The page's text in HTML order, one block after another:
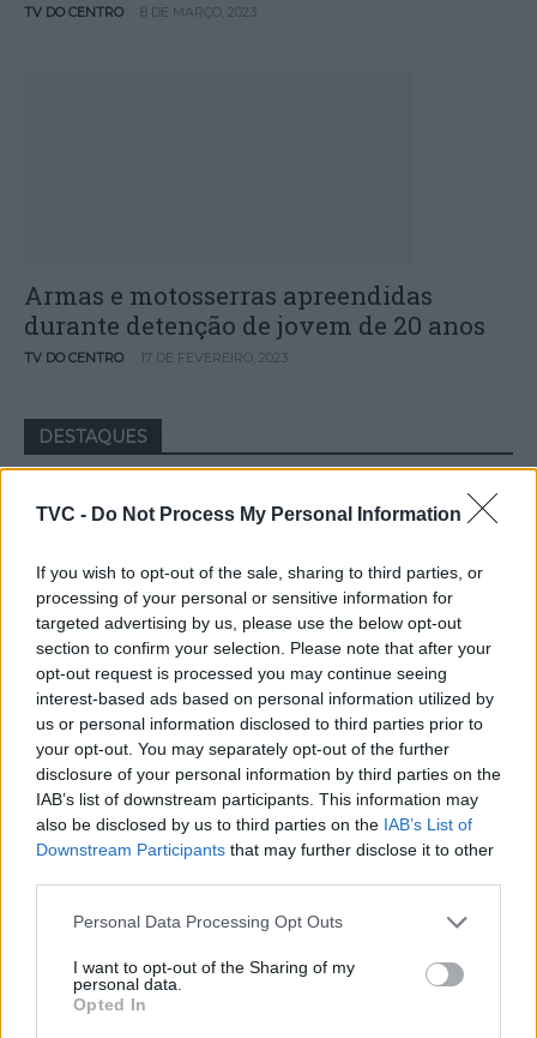
TVC - Do Not Process My Personal Information
If you wish to opt-out of the sale, sharing to third parties, or
processing of your personal or sensitive information for
targeted advertising by us, please use the below opt-out
section to confirm your selection. Please note that after your
opt-out request is processed you may continue seeing
interest-based ads based on personal information utilized by
us or personal information disclosed to third parties prior to
your opt-out. You may separately opt-out of the further
disclosure of your personal information by third parties on the
IAB’s list of downstream participants. This information may
also be disclosed by us to third parties on the IAB’s List of
Downstream Participants that may further disclose it to other
Personal Data Processing Opt Outs
I want to opt-out of the Sharing of my
personal data.
Opted In
TV DO CENTRO 8 DE MARÇO, 2023
Armas e motosserras apreendidas
durante detenção de jovem de 20 anos
TV DO CENTRO 17 DE FEVEREIRO, 2023
DESTAQUES
Deputados do PSD saúdam Banda
Sinfónica da ARMAB pelo 1º lugar...
Capacita Jovem de Poiares aproxima
jovens ao mundo do trabalho